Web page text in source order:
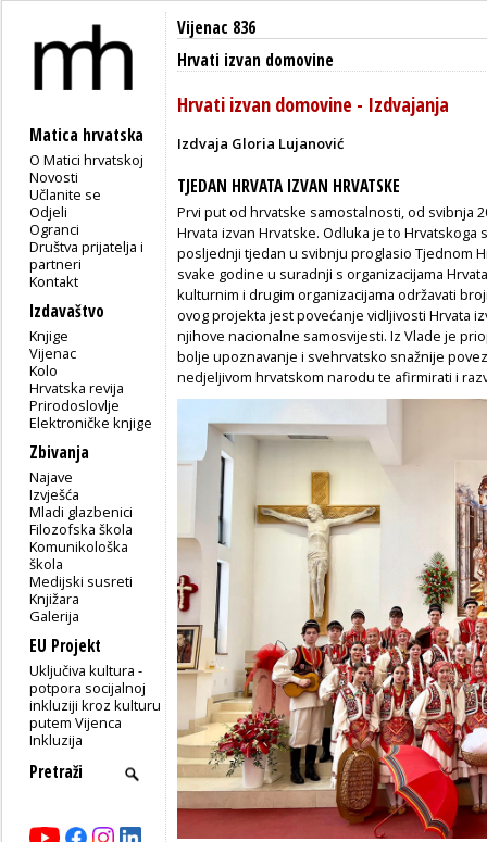
Matica hrvatska
O Matici hrvatskoj
Novosti
Učlanite se
Odjeli
Ogranci
Društva prijatelja i
partneri
Kontakt
Izdavaštvo
Knjige
Vijenac
Kolo
Hrvatska revija
Prirodoslovlje
Elektroničke knjige
Zbivanja
Najave
Izvješća
Mladi glazbenici
Filozofska škola
Komunikološka
škola
Medijski susreti
Knjižara
Galerija
EU Projekt
Uključiva kultura -
potpora socijalnoj
inkluziji kroz kulturu
putem Vijenca
Inkluzija
Vijenac 836
Hrvati izvan domovine
Hrvati izvan domovine - Izdvajanja
Izdvaja Gloria Lujanović
TJEDAN HRVATA IZVAN HRVATSKE
Prvi put od hrvatske samostalnosti, od svibnja
Hrvata izvan Hrvatske. Odluka je to
posljednji tjedan u svibnju proglasio Tjednom
svake godine u suradnji s organizacijama
kulturnim i drugim organizacijama održavati
ovog projekta jest povećanje vidljivosti Hrvata
njihove nacionalne samosvijesti. Iz Vlade je
bolje upoznavanje i svehrvatsko snažnije
nedjeljivom hrvatskom narodu te afirmirati i